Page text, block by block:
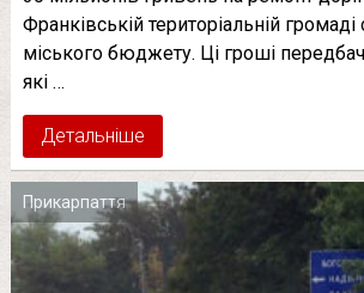
Франківській територіальній
міського бюджету. Ці гроші
які …
Детальніше
Прикарпаття